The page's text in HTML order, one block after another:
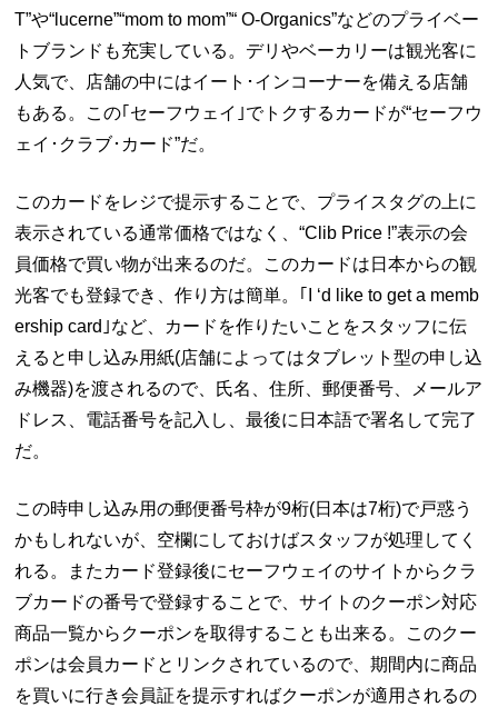
T”や“lucerne”“mom to mom”“ O-Organics”などのプライベー
トブランドも充実している。デリやベーカリーは観光客に
人気で、店舗の中にはイート･インコーナーを備える店舗
もある。この｢セーフウェイ｣でトクするカードが“セーフウ
ェイ･クラブ･カード”だ。
このカードをレジで提示することで、プライスタグの上に
表示されている通常価格ではなく、“Clib Price !”表示の会
員価格で買い物が出来るのだ。このカードは日本からの観
光客でも登録でき、作り方は簡単。｢I ‘d like to get a memb
ership card｣など、カードを作りたいことをスタッフに伝
えると申し込み用紙(店舗によってはタブレット型の申し込
み機器)を渡されるので、氏名、住所、郵便番号、メールア
ドレス、電話番号を記入し、最後に日本語で署名して完了
だ。
この時申し込み用の郵便番号枠が9桁(日本は7桁)で戸惑う
かもしれないが、空欄にしておけばスタッフが処理してく
れる。またカード登録後にセーフウェイのサイトからクラ
ブカードの番号で登録することで、サイトのクーポン対応
商品一覧からクーポンを取得することも出来る。このクー
ポンは会員カードとリンクされているので、期間内に商品
を買いに行き会員証を提示すればクーポンが適用されるの